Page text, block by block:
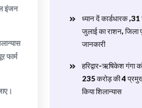
इंजन
फार्म
ध्यान दें कार्डधारक
जुलाई का राशन, जिला
जानकारी
हरिद्वार-ऋषिकेश गंगा
235 करोड़ की 4
किया शिलान्यास